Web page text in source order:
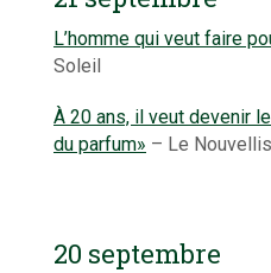
L’homme qui veut faire
Soleil
À 20 ans, il veut devenir
du parfum» – Le
20 septembre